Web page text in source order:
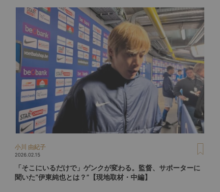
小川 由紀子
2026.02.15
「そこにいるだけで」ゲンクが変わる。監督、サポーターに
聞いた“伊東純也とは？”【現地取材・中編】